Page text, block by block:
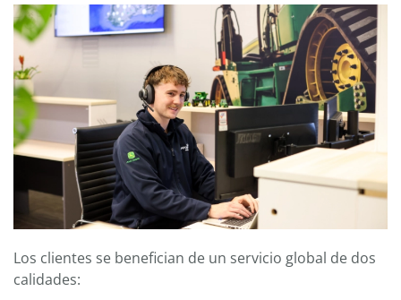
Los clientes se benefician de un servicio global de dos
calidades: